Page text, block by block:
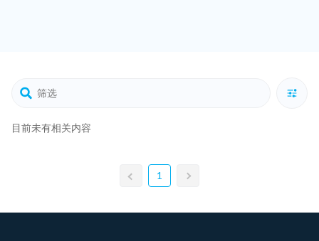
目前未有相关内容
1